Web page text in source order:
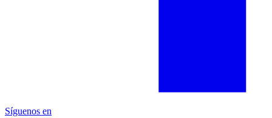
Síguenos en